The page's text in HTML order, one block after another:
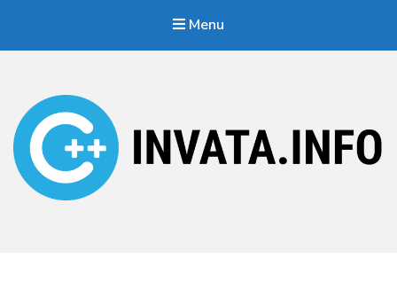
Menu